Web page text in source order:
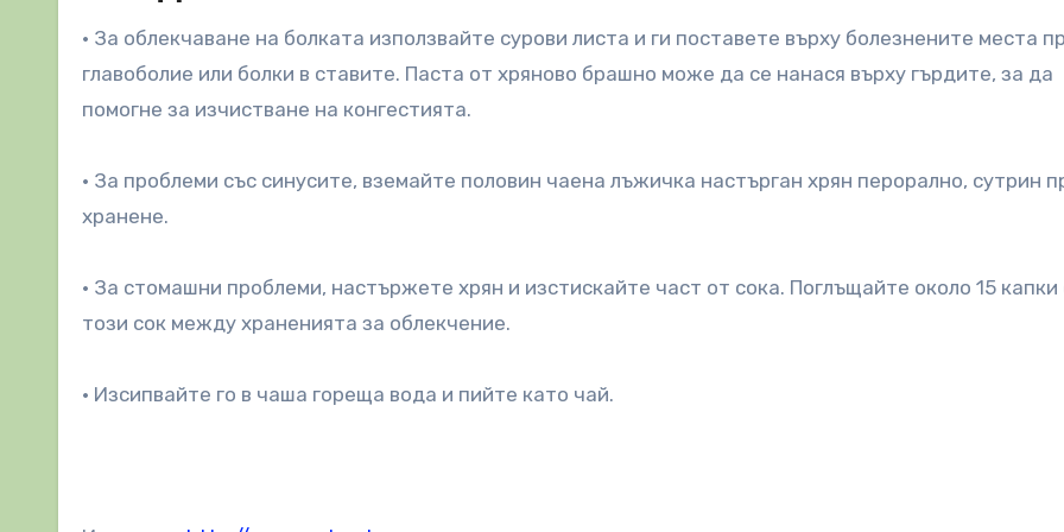
• За облекчаване на болката използвайте сурови листа и ги поставете върху болезнените места
главоболие или болки в ставите. Паста от хряново брашно може да се нанася върху гърдите, за да
помогне за изчистване на конгестията.
• За проблеми със синусите, вземайте половин чаена лъжичка настърган хрян перорално, сутрин
хранене.
• За стомашни проблеми, настържете хрян и изстискайте част от сока. Поглъщайте около 15 капки
този сок между храненията за облекчение.
• Изсипвайте го в чаша гореща вода и пийте като чай.